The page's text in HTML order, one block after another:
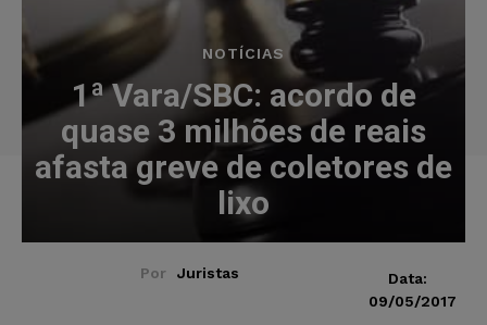
NOTÍCIAS
1ª Vara/SBC: acordo de
quase 3 milhões de reais
afasta greve de coletores de
lixo
Por Juristas
Data:
09/05/2017